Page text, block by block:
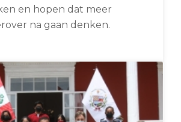
en hopen dat meer
na gaan denken.